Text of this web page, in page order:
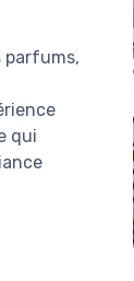
parfums,
qui